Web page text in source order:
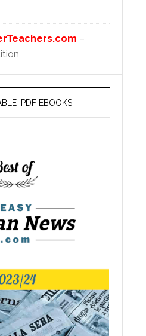
–
.PDF EBOOKS!